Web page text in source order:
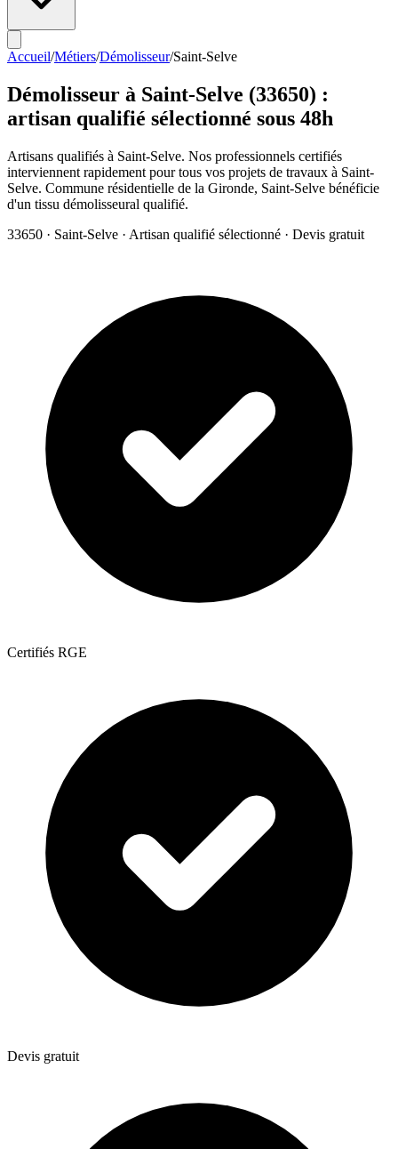
Accueil/Métiers/Démolisseur/Saint-Selve
Démolisseur à Saint-Selve (33650) :
artisan qualifié sélectionné sous 48h
Artisans qualifiés à Saint-Selve. Nos professionnels certifiés
interviennent rapidement pour tous vos projets de travaux à Saint-
Selve. Commune résidentielle de la Gironde, Saint-Selve bénéficie
d'un tissu démolisseural qualifié.
33650 · Saint-Selve · Artisan qualifié sélectionné · Devis gratuit
Certifiés RGE
Devis gratuit